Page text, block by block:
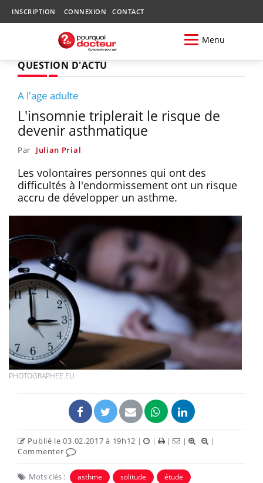
INSCRIPTION CONNEXION CONTACT
Menu
QUESTION D'ACTU
A l'age adulte
L'insomnie triplerait le risque de
devenir asthmatique
Par Julian Prial
Les volontaires personnes qui ont des
difficultés à l'endormissement ont un risque
accru de développer un asthme.
PHOTOGRAPHEE.EU
Publié le 03.02.2017 à 19h12 | | | |
|
Commenter
Mots clés : asthme solitude étude